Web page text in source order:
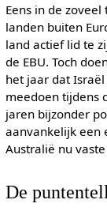
Eens in de
landen buiten
land actief lid te
de EBU. Toch
het jaar dat
meedoen tijdens
jaren bijzonder
aanvankelijk een
Australië nu
De